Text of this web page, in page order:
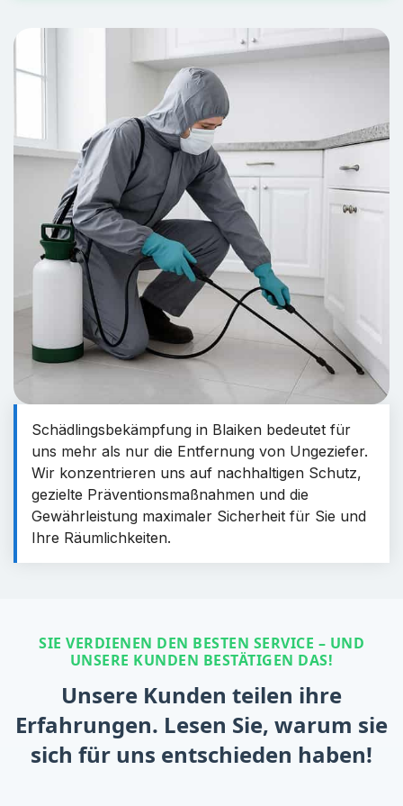
Schädlingsbekämpfung in Blaiken bedeutet für
uns mehr als nur die Entfernung von Ungeziefer.
Wir konzentrieren uns auf nachhaltigen Schutz,
gezielte Präventionsmaßnahmen und die
Gewährleistung maximaler Sicherheit für Sie und
Ihre Räumlichkeiten.
SIE VERDIENEN DEN BESTEN SERVICE – UND
UNSERE KUNDEN BESTÄTIGEN DAS!
Unsere Kunden teilen ihre
Erfahrungen. Lesen Sie, warum sie
sich für uns entschieden haben!